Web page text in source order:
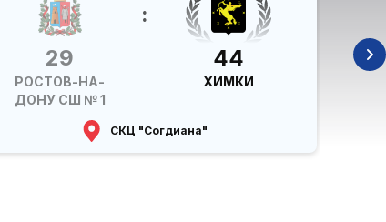
29
РОСТОВ-НА-
ДОНУ СШ № 1
:
44
ХИМКИ
СКЦ "Согдиана"